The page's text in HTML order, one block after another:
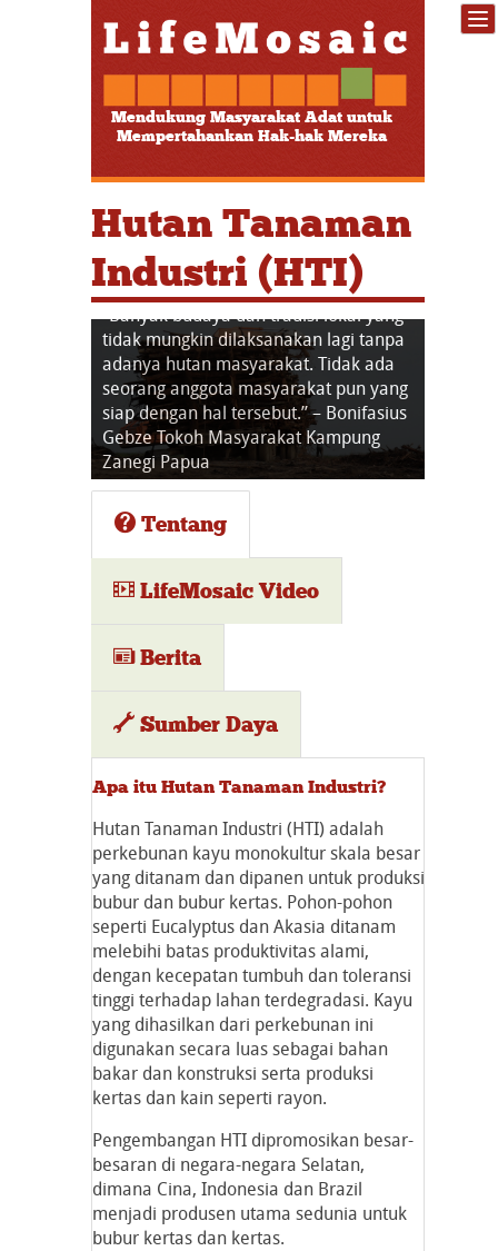
Mendukung Masyarakat Adat untuk
Mempertahankan Hak-hak Mereka
Hutan Tanaman
Industri (HTI)
“Kami biasanya dapat menggunakan
air sungai untuk air minum dan mandi.
Sejak perusahaan datang, kami tidak
dapat memanfaatkan air sungai lagi.” –
Zubir, Ketua Pemuda Kampung Muara
Bungkal, Riau
Tentang
LifeMosaic Video
Berita
Sumber Daya
Apa itu Hutan Tanaman Industri?
Hutan Tanaman Industri (HTI) adalah
perkebunan kayu monokultur skala besar
yang ditanam dan dipanen untuk produksi
bubur dan bubur kertas. Pohon-pohon
seperti Eucalyptus dan Akasia ditanam
melebihi batas produktivitas alami,
dengan kecepatan tumbuh dan toleransi
tinggi terhadap lahan terdegradasi. Kayu
yang dihasilkan dari perkebunan ini
digunakan secara luas sebagai bahan
bakar dan konstruksi serta produksi
kertas dan kain seperti rayon.
Pengembangan HTI dipromosikan besar-
besaran di negara-negara Selatan,
dimana Cina, Indonesia dan Brazil
menjadi produsen utama sedunia untuk
bubur kertas dan kertas.